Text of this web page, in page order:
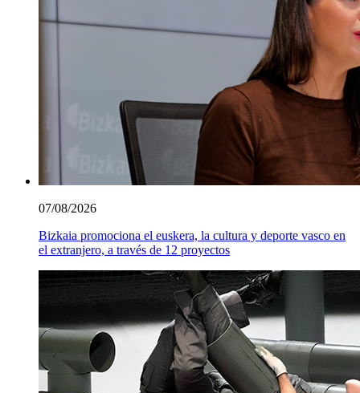
07/08/2026
Bizkaia promociona el euskera, la cultura y deporte vasco en
el extranjero, a través de 12 proyectos